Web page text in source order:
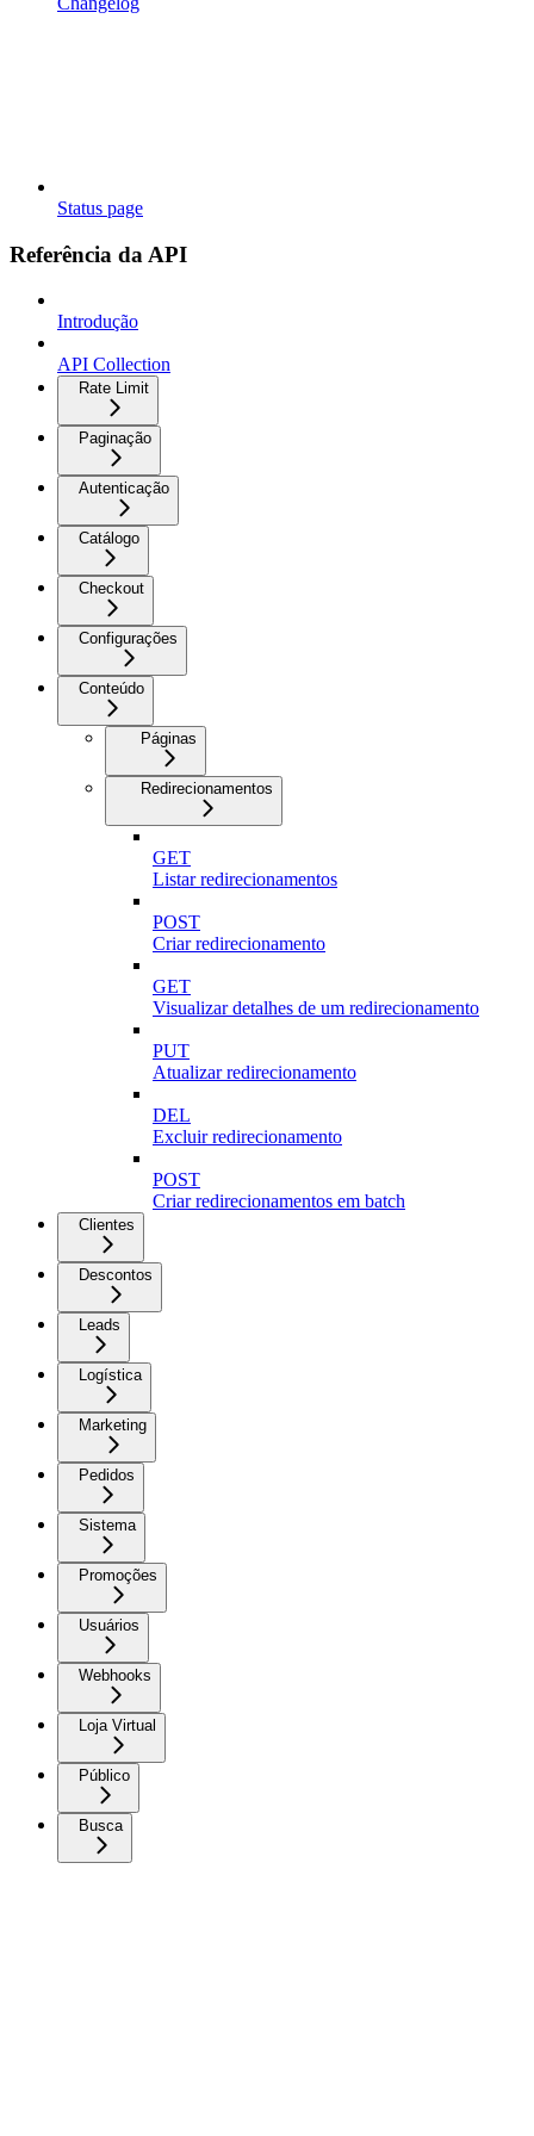
Status page
Referência da API
Introdução
API Collection
Rate Limit
Paginação
Autenticação
Catálogo
Checkout
Configurações
Conteúdo
Páginas
Redirecionamentos
GET
Listar redirecionamentos
POST
Criar redirecionamento
GET
Visualizar detalhes de um redirecionamento
PUT
Atualizar redirecionamento
DEL
Excluir redirecionamento
POST
Criar redirecionamentos em batch
Clientes
Descontos
Leads
Logística
Marketing
Pedidos
Sistema
Promoções
Usuários
Webhooks
Loja Virtual
Público
Busca